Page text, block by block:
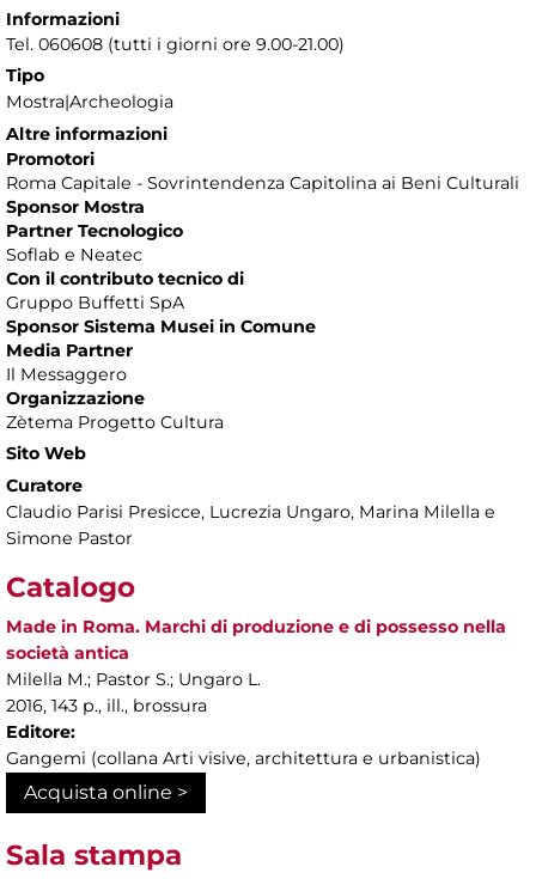
Informazioni
Tel. 060608 (tutti i giorni ore 9.00-21.00)
Tipo
Mostra|Archeologia
Altre informazioni
Promotori
Roma Capitale - Sovrintendenza Capitolina ai Beni Culturali
Sponsor Mostra
Partner Tecnologico
Soflab e Neatec
Con il contributo tecnico di
Gruppo Buffetti SpA
Sponsor Sistema Musei in Comune
Media Partner
Il Messaggero
Organizzazione
Zètema Progetto Cultura
Sito Web
Curatore
Claudio Parisi Presicce, Lucrezia Ungaro, Marina Milella e
Simone Pastor
Catalogo
Made in Roma. Marchi di produzione e di possesso nella
società antica
Milella M.; Pastor S.; Ungaro L.
2016, 143 p., ill., brossura
Editore:
Gangemi (collana Arti visive, architettura e urbanistica)
Acquista online >
Sala stampa